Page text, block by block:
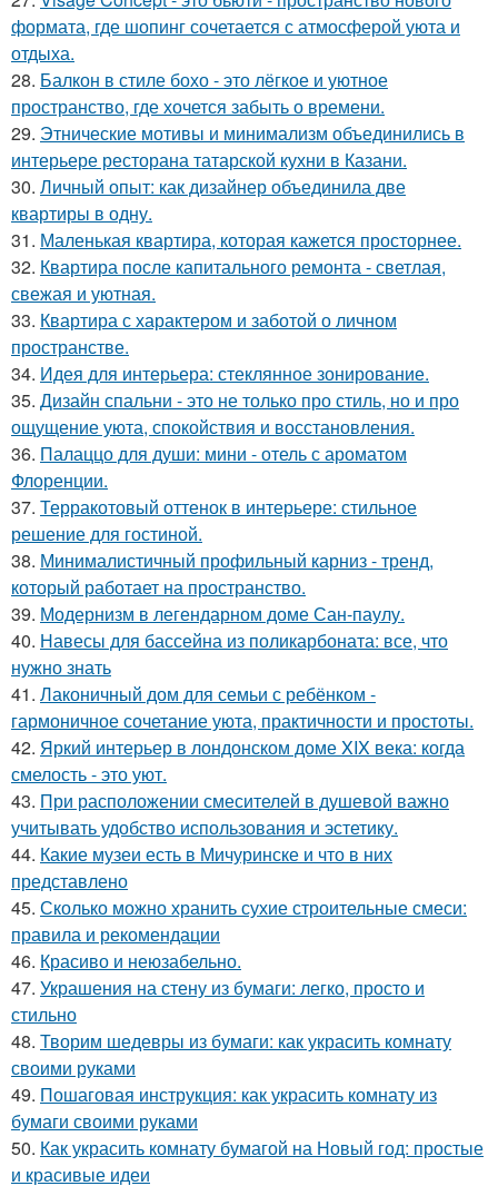
формата, где шопинг сочетается с атмосферой уюта и
отдыха.
28. Балкон в стиле бохо - это лёгкое и уютное
пространство, где хочется забыть о времени.
29. Этнические мотивы и минимализм объединились в
интерьере ресторана татарской кухни в Казани.
30. Личный опыт: как дизайнер объединила две
квартиры в одну.
31. Маленькая квартира, которая кажется просторнее.
32. Квартира после капитального ремонта - светлая,
свежая и уютная.
33. Квартира с характером и заботой о личном
пространстве.
34. Идея для интерьера: стеклянное зонирование.
35. Дизайн спальни - это не только про стиль, но и про
ощущение уюта, спокойствия и восстановления.
36. Палаццо для души: мини - отель с ароматом
Флоренции.
37. Терракотовый оттенок в интерьере: стильное
решение для гостиной.
38. Минималистичный профильный карниз - тренд,
который работает на пространство.
39. Модернизм в легендарном доме Сан-паулу.
40. Навесы для бассейна из поликарбоната: все, что
нужно знать
41. Лаконичный дом для семьи с ребёнком -
гармоничное сочетание уюта, практичности и простоты.
42. Яркий интерьер в лондонском доме XIX века: когда
смелость - это уют.
43. При расположении смесителей в душевой важно
учитывать удобство использования и эстетику.
44. Какие музеи есть в Мичуринске и что в них
представлено
45. Сколько можно хранить сухие строительные смеси:
правила и рекомендации
46. Красиво и неюзабельно.
47. Украшения на стену из бумаги: легко, просто и
стильно
48. Творим шедевры из бумаги: как украсить комнату
своими руками
49. Пошаговая инструкция: как украсить комнату из
бумаги своими руками
50. Как украсить комнату бумагой на Новый год: простые
и красивые идеи